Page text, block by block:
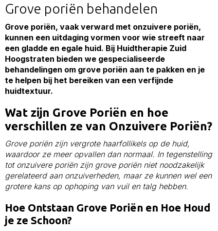
Grove poriën behandelen
Grove poriën, vaak verward met onzuivere poriën,
kunnen een uitdaging vormen voor wie streeft naar
een gladde en egale huid. Bij Huidtherapie Zuid
Hoogstraten bieden we gespecialiseerde
behandelingen om grove poriën aan te pakken en je
te helpen bij het bereiken van een verfijnde
huidtextuur.
Wat zijn Grove Poriën en hoe
verschillen ze van Onzuivere Poriën?
Grove poriën zijn vergrote haarfollikels op de huid,
waardoor ze meer opvallen dan normaal. In tegenstelling
tot onzuivere poriën zijn grove poriën niet noodzakelijk
gerelateerd aan onzuiverheden, maar ze kunnen wel een
grotere kans op ophoping van vuil en talg hebben.
Hoe Ontstaan Grove Poriën en Hoe Houd
je ze Schoon?